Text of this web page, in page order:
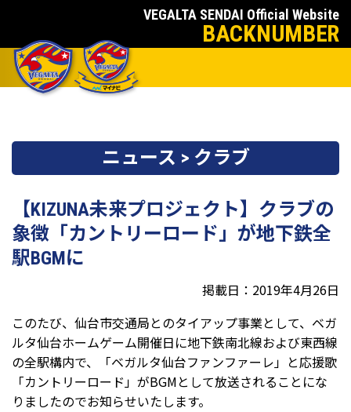
VEGALTA SENDAI Official Website
BACKNUMBER
ニュース > クラブ
【KIZUNA未来プロジェクト】クラブの
象徴「カントリーロード」が地下鉄全
駅BGMに
掲載日：2019年4月26日
このたび、仙台市交通局とのタイアップ事業として、ベガ
ルタ仙台ホームゲーム開催日に地下鉄南北線および東西線
の全駅構内で、「ベガルタ仙台ファンファーレ」と応援歌
「カントリーロード」がBGMとして放送されることにな
りましたのでお知らせいたします。